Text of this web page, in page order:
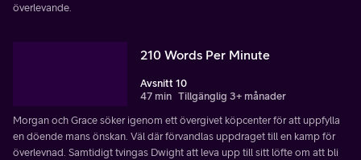
överlevande.
210 Words Per Minute
Avsnitt 10
47 min Tillgänglig 3+ månader
Morgan och Grace söker igenom ett övergivet köpcenter för att uppfylla
en döende mans önskan. Väl där förvandlas uppdraget till en kamp för
överlevnad. Samtidigt tvingas Dwight att leva upp till sitt löfte om att bli